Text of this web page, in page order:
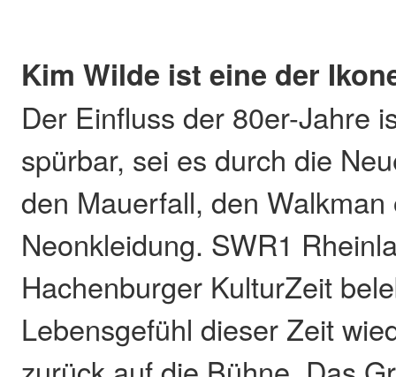
Kim Wilde ist eine der
Der Einfluss der 80er-Jahre
spürbar, sei es durch die
den Mauerfall, den Walkman
Neonkleidung. SWR1
Hachenburger KulturZeit
Lebensgefühl dieser Zeit